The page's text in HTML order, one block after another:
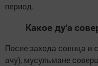
период.
Какое ду‘а
После захода солнца и
ачу), мусульмане